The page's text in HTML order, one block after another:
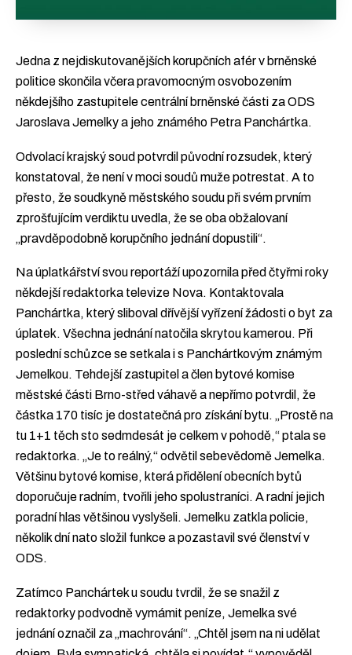
Jedna z nejdiskutovanějších korupčních afér v brněnské
politice skončila včera pravomocným osvobozením
někdejšího zastupitele centrální brněnské části za ODS
Jaroslava Jemelky a jeho známého Petra Panchártka.
Odvolací krajský soud potvrdil původní rozsudek, který
konstatoval, že není v moci soudů muže potrestat. A to
přesto, že soudkyně městského soudu při svém prvním
zprošťujícím verdiktu uvedla, že se oba obžalovaní
„pravděpodobně korupčního jednání dopustili“.
Na úplatkářství svou reportáží upozornila před čtyřmi roky
někdejší redaktorka televize Nova. Kontaktovala
Panchártka, který sliboval dřívější vyřízení žádosti o byt za
úplatek. Všechna jednání natočila skrytou kamerou. Při
poslední schůzce se setkala i s Panchártkovým známým
Jemelkou. Tehdejší zastupitel a člen bytové komise
městské části Brno-střed váhavě a nepřímo potvrdil, že
částka 170 tisíc je dostatečná pro získání bytu. „Prostě na
tu 1+1 těch sto sedmdesát je celkem v pohodě,“ ptala se
redaktorka. „Je to reálný,“ odvětil sebevědomě Jemelka.
Většinu bytové komise, která přidělení obecních bytů
doporučuje radním, tvořili jeho spolustraníci. A radní jejich
poradní hlas většinou vyslyšeli. Jemelku zatkla policie,
několik dní nato složil funkce a pozastavil své členství v
ODS.
Zatímco Panchártek u soudu tvrdil, že se snažil z
redaktorky podvodně vymámit peníze, Jemelka své
jednání označil za „machrování“. „Chtěl jsem na ni udělat